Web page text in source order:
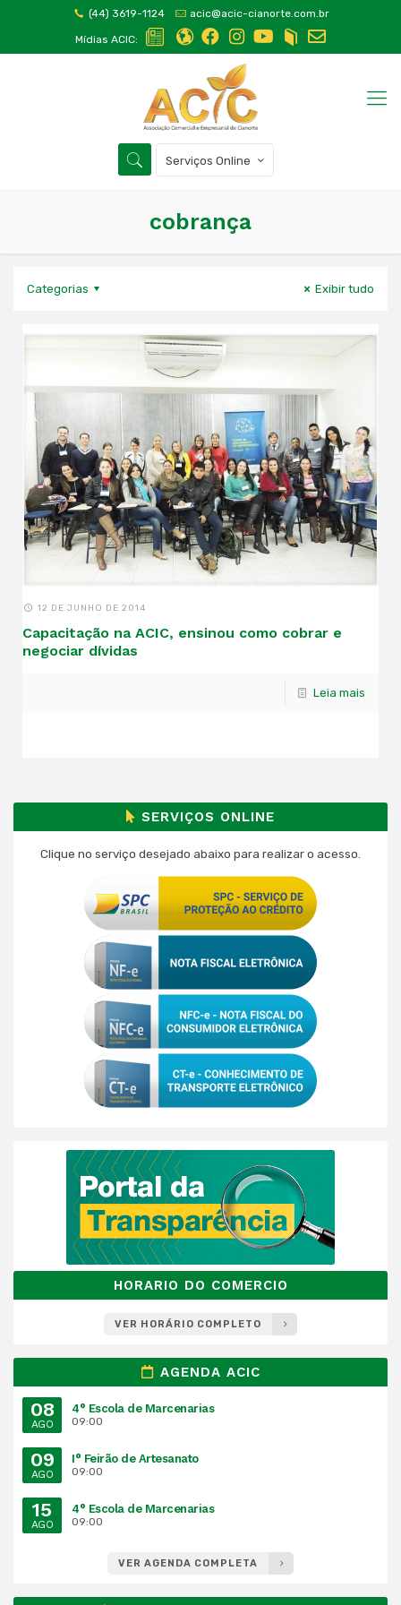
(44) 3619-1124 acic@acic-cianorte.com.br
Mídias ACIC:
Serviços Online
cobrança
Categorias Exibir tudo
12 DE JUNHO DE 2014
Capacitação na ACIC, ensinou como cobrar e
negociar dívidas
Leia mais
SERVIÇOS ONLINE
Clique no serviço desejado abaixo para realizar o acesso.
HORARIO DO COMERCIO
VER HORÁRIO COMPLETO
AGENDA ACIC
08
AGO
4° Escola de Marcenarias
09:00
09
AGO
I° Feirão de Artesanato
09:00
15
AGO
4° Escola de Marcenarias
09:00
VER AGENDA COMPLETA